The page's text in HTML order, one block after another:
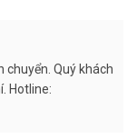
chuyển. Quý khách
Hotline: